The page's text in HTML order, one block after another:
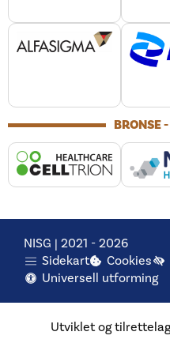
BRONSE
NISG | 2021 - 2026
Sidekart
Cookies
Universell utforming
Utviklet og